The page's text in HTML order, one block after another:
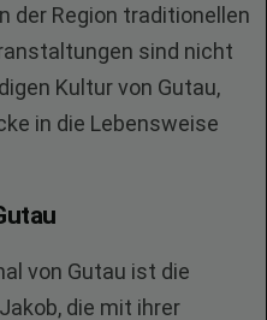
der Region traditionellen
sind nicht
Kultur von Gutau,
in die Lebensweise
von Gutau ist die
die mit ihrer